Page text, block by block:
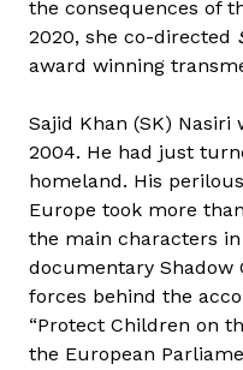
the consequences of
2020, she co-directed
award winning
Sajid Khan (SK) Nasiri
2004. He had just
homeland. His
Europe took more
the main characters
documentary Shadow
forces behind the
“Protect Children on
the European